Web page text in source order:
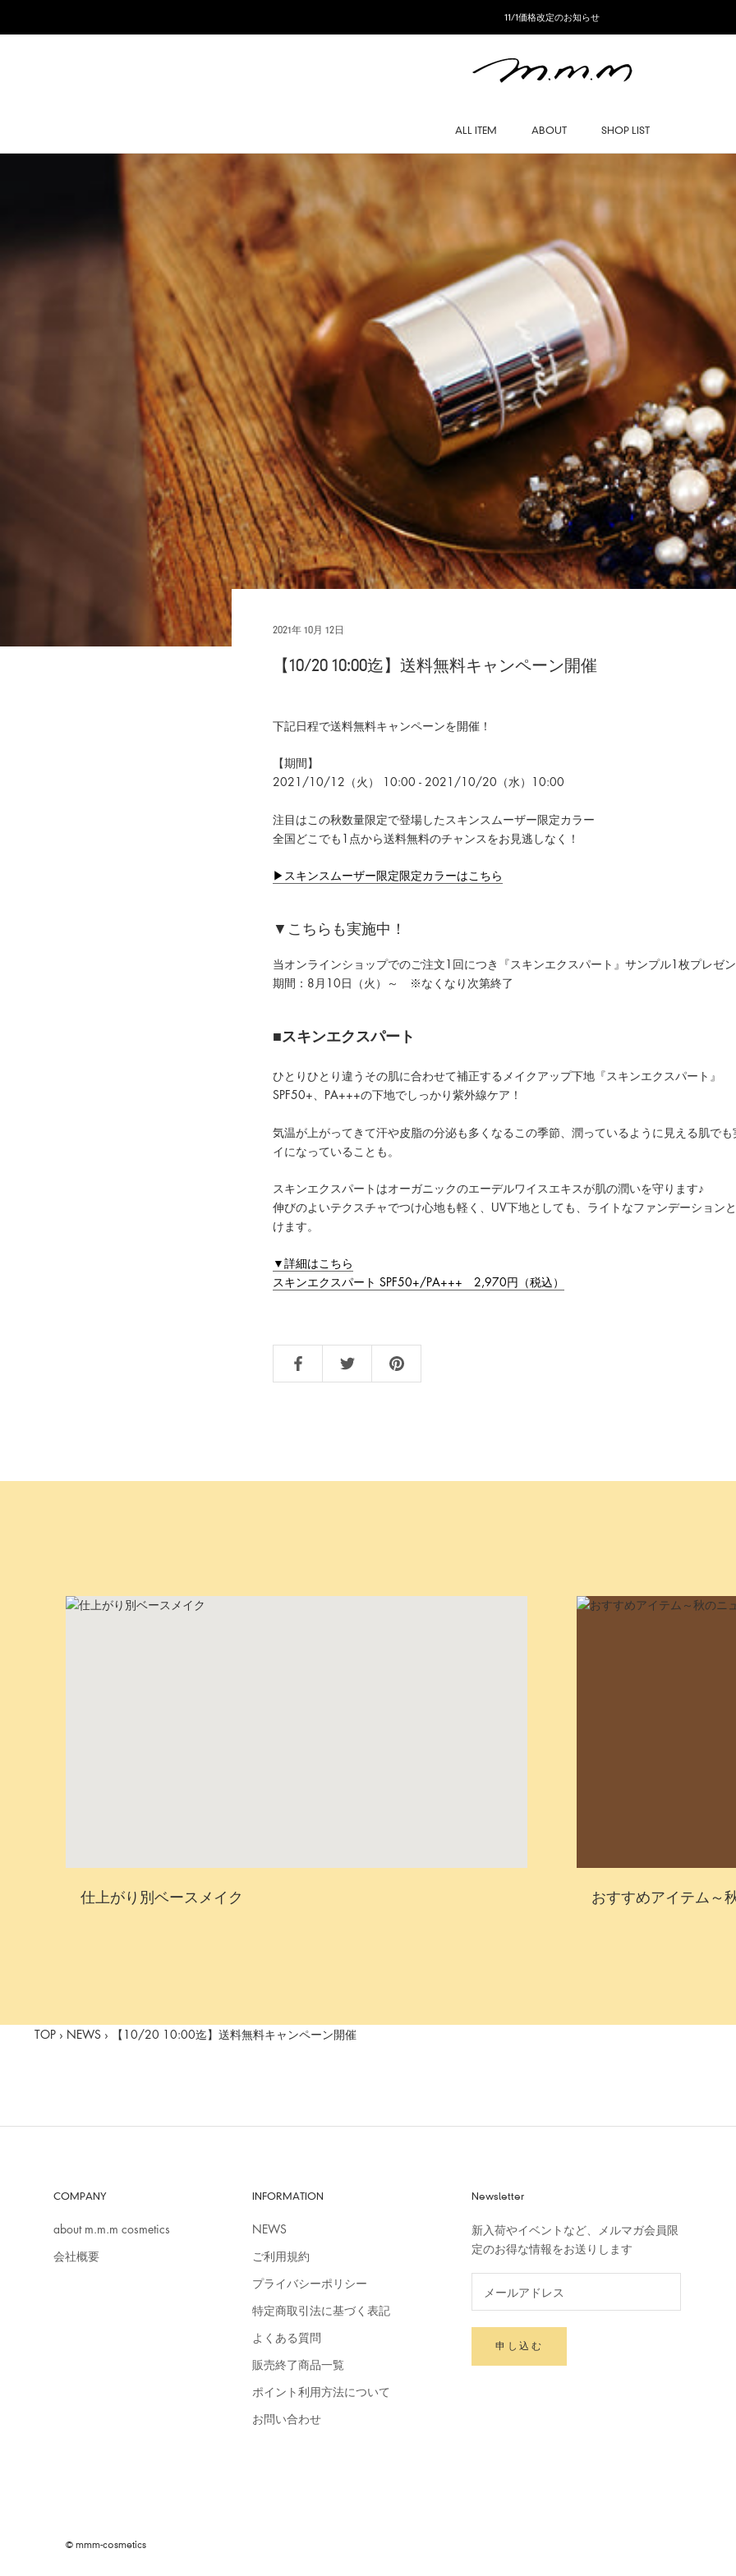
11/1価格改定のお知らせ
ALL ITEM ABOUT
SHOP LIST
2021年 10月 12日
【10/20 10:00迄】送料無料キャンペーン開催
下記日程で送料無料キャンペーンを開催！
【期間】
2021/10/12（火 ） 10:00 - 2021/10/20（水）10:00
注目はこの秋数量限定で登場したスキンスムーザー限定カラー
全国どこでも1点から送料無料のチャンスをお見逃しなく！
▶スキンスムーザー限定限定カラーはこちら
▼こちらも実施中！
当オンラインショップでのご注文1回につき『スキンエクスパート』サンプル1枚プレゼ
期間：8月10日（火）～ ※なくなり次第終了
■スキンエクスパート
ひとりひとり違うその肌に合わせて補正するメイクアップ下地『スキンエクスパート』
SPF50+、PA+++の下地でしっかり紫外線ケア！
気温が上がってきて汗や皮脂の分泌も多くなるこの季節、潤っているように見える肌で
イになっていることも。
スキンエクスパートはオーガニックのエーデルワイスエキスが肌の潤いを守ります♪
伸びのよいテクスチャでつけ心地も軽く、UV下地としても、ライトなファンデーション
けます。
▼詳細はこちら
スキンエクスパート SPF50+/PA+++ 2,970円（税込）
仕上がり別ベースメイク おすすめアイテム～
TOP › NEWS › 【10/20 10:00迄】送料無料キャンペーン開催
COMPANY
about m.m.m cosmetics
会社概要
INFORMATION
NEWS
ご利用規約
プライバシーポリシー
特定商取引法に基づく表記
よくある質問
販売終了商品一覧
ポイント利用方法について
お問い合わせ
Newsletter
新入荷やイベントなど、メルマガ会員限
定のお得な情報をお送りします
申し込む
© mmm-cosmetics